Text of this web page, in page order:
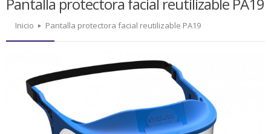
Inicio Pantalla protectora facial reutilizable PA19